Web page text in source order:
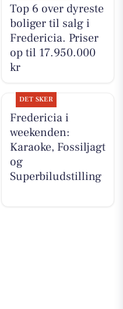
Top 6 over dyreste
boliger til salg i
Fredericia. Priser
op til 17.950.000
kr
DET SKER
Fredericia i
weekenden:
Karaoke, Fossiljagt
og
Superbiludstilling